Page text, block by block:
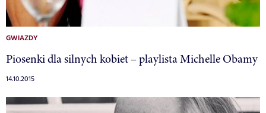
GWIAZDY
Piosenki dla silnych kobiet – playlista Michelle Obamy
14.10.2015